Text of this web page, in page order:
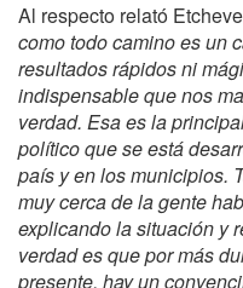
Al respecto relató
como todo camino es un
resultados rápidos ni
indispensable que nos
verdad. Esa es la
político que se está
país y en los municipios.
muy cerca de la gente
explicando la situación y
verdad es que por más
presente, hay un